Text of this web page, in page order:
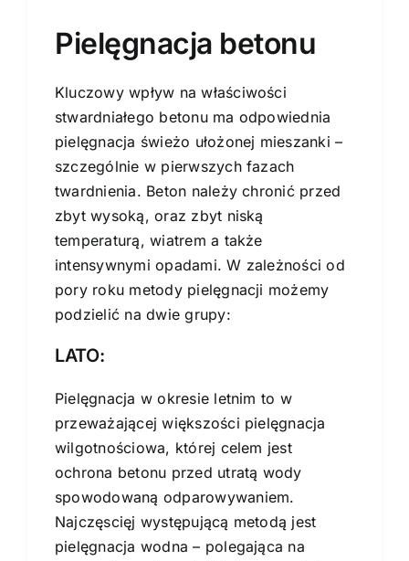
Pielęgnacja betonu
Kluczowy wpływ na właściwości
stwardniałego betonu ma odpowiednia
pielęgnacja świeżo ułożonej mieszanki –
szczególnie w pierwszych fazach
twardnienia. Beton należy chronić przed
zbyt wysoką, oraz zbyt niską
temperaturą, wiatrem a także
intensywnymi opadami. W zależności od
pory roku metody pielęgnacji możemy
podzielić na dwie grupy:
LATO:
Pielęgnacja w okresie letnim to w
przeważającej większości pielęgnacja
wilgotnościowa, której celem jest
ochrona betonu przed utratą wody
spowodowaną odparowywaniem.
Najczęscięj występującą metodą jest
pielęgnacja wodna – polegająca na